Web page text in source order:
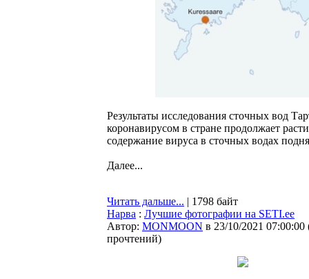
Результаты исследования сточных вод
коронавирусом в стране продолжает
содержание вируса в сточных водах
Далее...
Читать дальше... | 1798 байт
Нарва : Лучшие фотографии на SETI.ee
Автор: MONMOON в 23/10/2021 07:00:00
прочтений)